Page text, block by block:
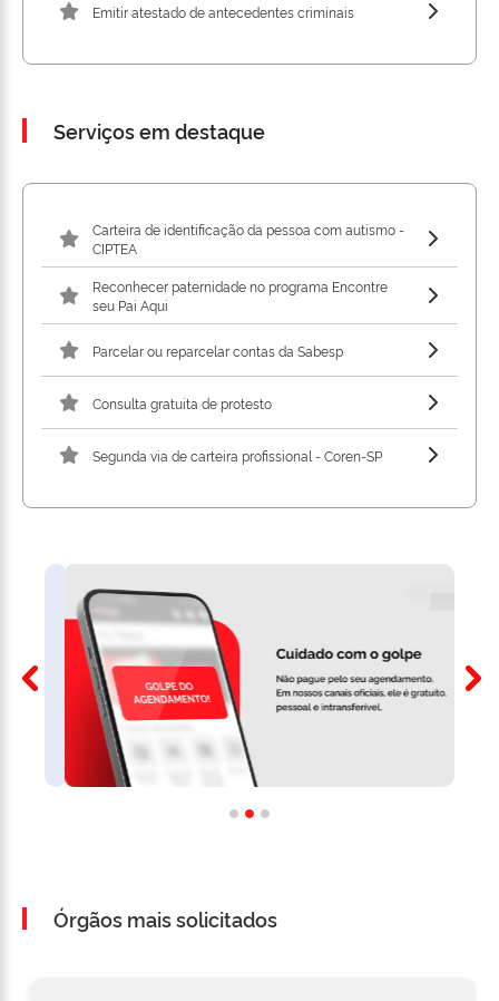
Emitir atestado de antecedentes criminais
Serviços em destaque
Carteira de identificação da pessoa com autismo -
CIPTEA
Reconhecer paternidade no programa Encontre
seu Pai Aqui
Parcelar ou reparcelar contas da Sabesp
Consulta gratuita de protesto
Segunda via de carteira profissional - Coren-SP
Previous
Órgãos mais solicitados